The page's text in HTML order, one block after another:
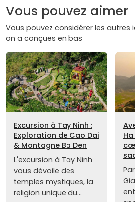
Vous pouvez aimer
Vous pouvez considérer les autres
on a conçues en bas
Excursion à Tay Ninh :
Exploration de Cao Dai
& Montagne Ba Den
L'excursion à Tay Ninh
vous dévoile des
temples mystiques, la
religion unique du...